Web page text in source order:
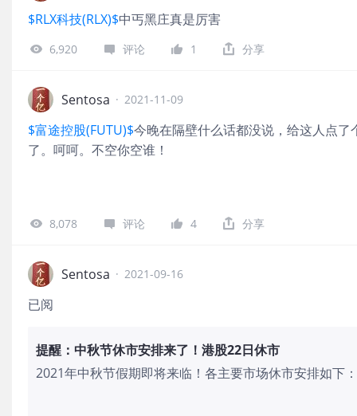
$RLX科技(RLX)$中丐黑庄真是厉害
6,920 评论 1 分享
Sentosa · 2021-11-09
$富途控股(FUTU)$今晚在隔壁什么话都没说，给这人点
了。呵呵。不空你空谁！
8,078 评论 4 分享
Sentosa · 2021-09-16
已阅
提醒：中秋节休市安排来了！港股22日休市
2021年中秋节假期即将来临！各主要市场休市安排如下：​​港股： 9月22日（周